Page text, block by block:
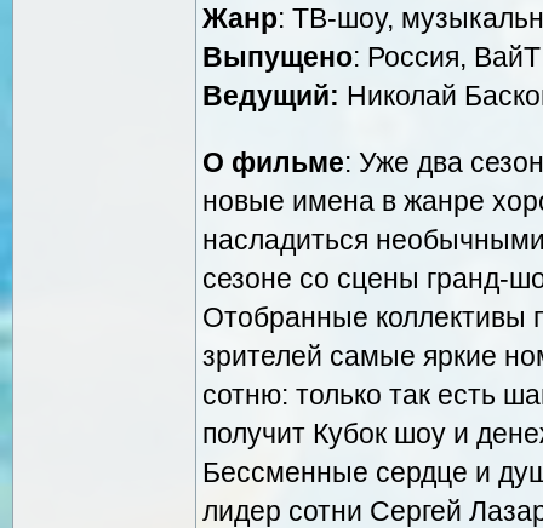
Жанр: ТВ-шоу,
Выпущено: Россия,
Ведущий: Николай
О фильме: Уже два
новые имена в жанре
насладиться
сезоне со сцены гранд-
Отобранные коллективы
зрителей самые яркие
сотню: только так есть
получит Кубок шоу и
Бессменные сердце и
лидер сотни Сергей